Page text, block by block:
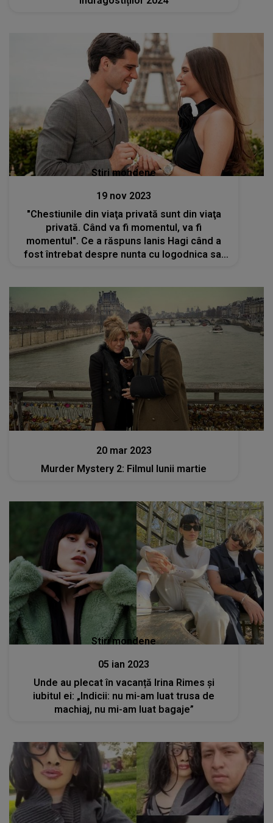
Stiri mondene
19 nov 2023
"Chestiunile din viaţa privată sunt din viaţa
privată. Când va fi momentul, va fi
momentul". Ce a răspuns Ianis Hagi când a
fost întrebat despre nunta cu logodnica sa,
Stiri
20 mar 2023
Murder Mystery 2: Filmul lunii martie
Stiri mondene
05 ian 2023
Unde au plecat în vacanță Irina Rimes și
iubitul ei: „Indicii: nu mi-am luat trusa de
machiaj, nu mi-am luat bagaje”